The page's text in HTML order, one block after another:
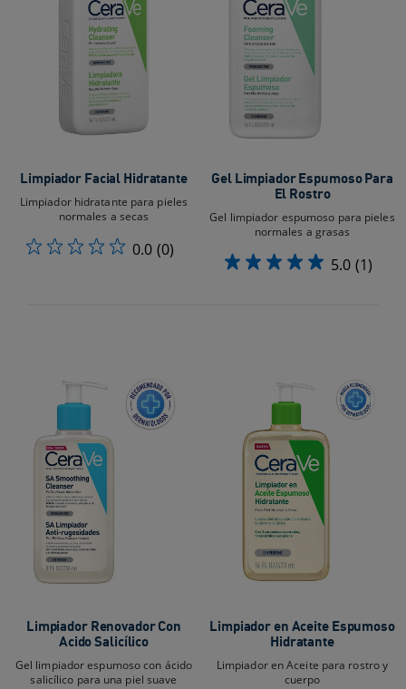
Limpiador Facial Hidratante
Limpiador hidratante para pieles
normales a secas
0.0 (0)
Gel Limpiador Espumoso Para
El Rostro
Gel limpiador espumoso para pieles
normales a grasas
5.0 (1)
Limpiador Renovador Con
Acido Salicílico
Gel limpiador espumoso con ácido
salicílico para una piel suave
Limpiador en Aceite Espumoso
Hidratante
Limpiador en Aceite para rostro y
cuerpo​